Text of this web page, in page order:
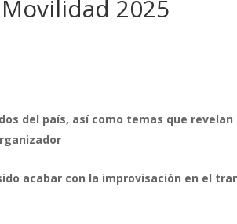
2025
del país, así como temas que
acabar con la improvisación en el